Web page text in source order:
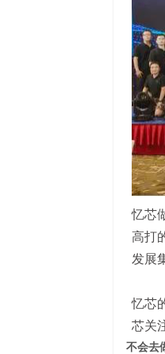
忆芯
高打
发展
忆芯
芯关
不会去